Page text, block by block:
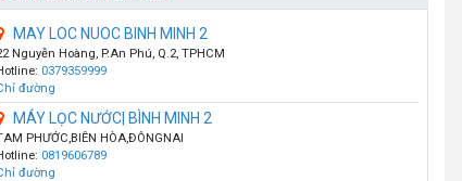
MAY LOC NUOC BINH MINH 2
Nguyễn Hoàng, P.An Phú, Q.2, TPHCM
0379359999
đường
MÁY LỌC NƯỚC| BÌNH MINH 2
PHƯỚC,BIÊN HÒA,ĐÔNGNAI
0819606789
đường